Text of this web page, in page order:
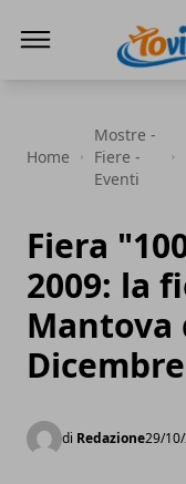
Home
Mostre -
Fiere -
Eventi
Fiera
2009: la
Mantova
di Redazione29/